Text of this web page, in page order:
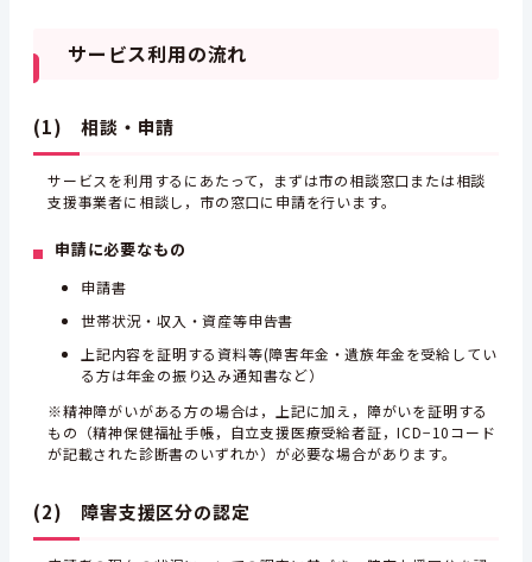
サービス利用の流れ
(1) 相談・申請
サービスを利用するにあたって，まずは市の相談窓口または相談
支援事業者に相談し，市の窓口に申請を行います。
申請に必要なもの
申請書
世帯状況・収入・資産等申告書
上記内容を証明する資料等(障害年金・遺族年金を受給してい
る方は年金の振り込み通知書など）
※精神障がいがある方の場合は，上記に加え，障がいを証明する
もの（精神保健福祉手帳，自立支援医療受給者証，ICD−10コード
が記載された診断書のいずれか）が必要な場合があります。
(2) 障害支援区分の認定